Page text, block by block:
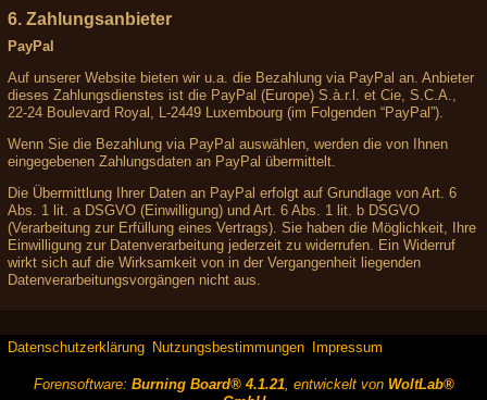
6. Zahlungsanbieter
PayPal
Auf unserer Website bieten wir u.a. die Bezahlung via PayPal an. Anbieter
dieses Zahlungsdienstes ist die PayPal (Europe) S.à.r.l. et Cie, S.C.A.,
22-24 Boulevard Royal, L-2449 Luxembourg (im Folgenden “PayPal”).
Wenn Sie die Bezahlung via PayPal auswählen, werden die von Ihnen
eingegebenen Zahlungsdaten an PayPal übermittelt.
Die Übermittlung Ihrer Daten an PayPal erfolgt auf Grundlage von Art. 6
Abs. 1 lit. a DSGVO (Einwilligung) und Art. 6 Abs. 1 lit. b DSGVO
(Verarbeitung zur Erfüllung eines Vertrags). Sie haben die Möglichkeit, Ihre
Einwilligung zur Datenverarbeitung jederzeit zu widerrufen. Ein Widerruf
wirkt sich auf die Wirksamkeit von in der Vergangenheit liegenden
Datenverarbeitungsvorgängen nicht aus.
Datenschutzerklärung Nutzungsbestimmungen Impressum
Forensoftware: Burning Board® 4.1.21, entwickelt von WoltLab®